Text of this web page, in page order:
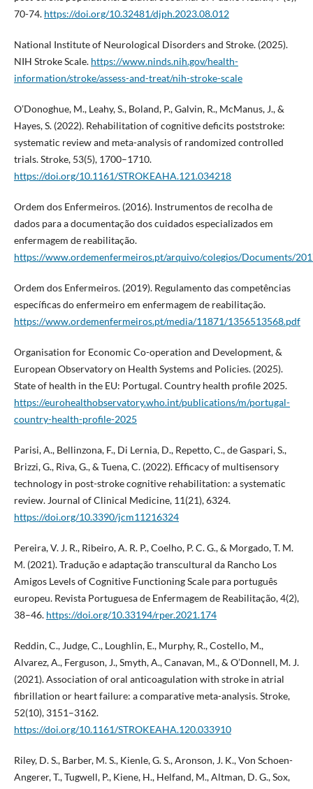
70-74. https://doi.org/10.32481/djph.2023.08.012
National Institute of Neurological Disorders and Stroke. (2025).
NIH Stroke Scale. https://www.ninds.nih.gov/health-
information/stroke/assess-and-treat/nih-stroke-scale
O’Donoghue, M., Leahy, S., Boland, P., Galvin, R., McManus, J., &
Hayes, S. (2022). Rehabilitation of cognitive deficits poststroke:
systematic review and meta-analysis of randomized controlled
trials. Stroke, 53(5), 1700–1710.
https://doi.org/10.1161/STROKEAHA.121.034218
Ordem dos Enfermeiros. (2016). Instrumentos de recolha de
dados para a documentação dos cuidados especializados em
enfermagem de reabilitação.
https://www.ordemenfermeiros.pt/arquivo/colegios/Documents/
Ordem dos Enfermeiros. (2019). Regulamento das competências
específicas do enfermeiro em enfermagem de reabilitação.
https://www.ordemenfermeiros.pt/media/11871/1356513568.pdf
Organisation for Economic Co-operation and Development, &
European Observatory on Health Systems and Policies. (2025).
State of health in the EU: Portugal. Country health profile 2025.
https://eurohealthobservatory.who.int/publications/m/portugal-
country-health-profile-2025
Parisi, A., Bellinzona, F., Di Lernia, D., Repetto, C., de Gaspari, S.,
Brizzi, G., Riva, G., & Tuena, C. (2022). Efficacy of multisensory
technology in post-stroke cognitive rehabilitation: a systematic
review. Journal of Clinical Medicine, 11(21), 6324.
https://doi.org/10.3390/jcm11216324
Pereira, V. J. R., Ribeiro, A. R. P., Coelho, P. C. G., & Morgado, T. M.
M. (2021). Tradução e adaptação transcultural da Rancho Los
Amigos Levels of Cognitive Functioning Scale para português
europeu. Revista Portuguesa de Enfermagem de Reabilitação, 4(2),
38–46. https://doi.org/10.33194/rper.2021.174
Reddin, C., Judge, C., Loughlin, E., Murphy, R., Costello, M.,
Alvarez, A., Ferguson, J., Smyth, A., Canavan, M., & O’Donnell, M. J.
(2021). Association of oral anticoagulation with stroke in atrial
fibrillation or heart failure: a comparative meta-analysis. Stroke,
52(10), 3151–3162.
https://doi.org/10.1161/STROKEAHA.120.033910
Riley, D. S., Barber, M. S., Kienle, G. S., Aronson, J. K., Von Schoen-
Angerer, T., Tugwell, P., Kiene, H., Helfand, M., Altman, D. G., Sox,